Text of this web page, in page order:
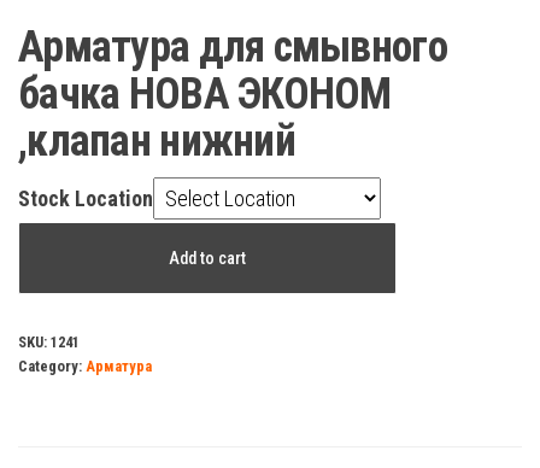
Арматура для смывного
бачка НОВА ЭКОНОМ
,клапан нижний
Stock Location
бачка
НОВА
Add to cart
SKU: 1241
Category: Арматура